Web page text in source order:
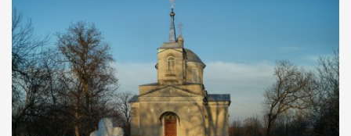
збереглися, написані кирилицею, церковнослов’янською
мовою. За всіма традиційними ознаками – цвинтар
український. Хрести датуються 19 століттям. У 1924-1940
роках Болган […]